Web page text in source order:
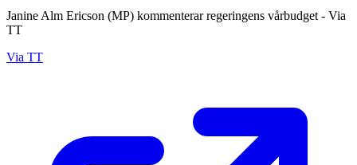
Janine Alm Ericson (MP) kommenterar regeringens vårbudget - Via
TT
Via TT